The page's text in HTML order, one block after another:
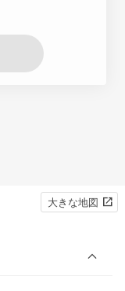
大きな地図